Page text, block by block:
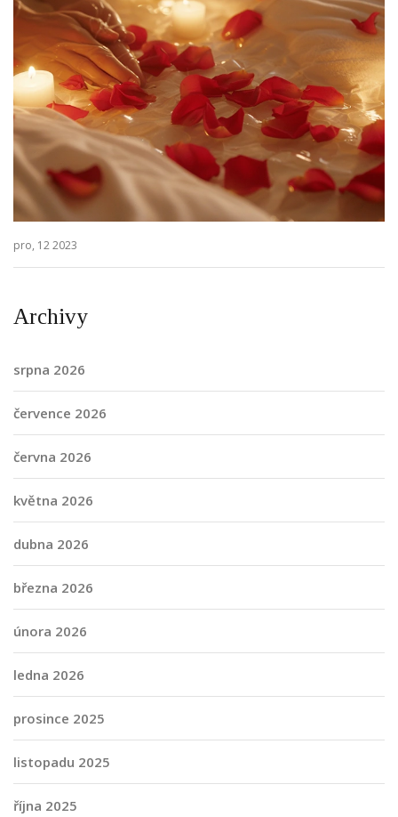
pro, 12 2023
Archivy
srpna 2026
července 2026
června 2026
května 2026
dubna 2026
března 2026
února 2026
ledna 2026
prosince 2025
listopadu 2025
října 2025